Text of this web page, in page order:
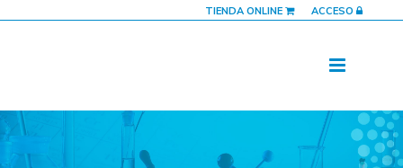
TIENDA ONLINE ACCESO